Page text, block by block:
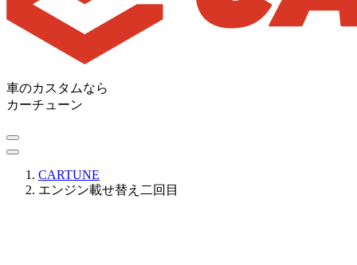
車のカスタムなら
カーチューン
CARTUNE
エンジン載せ替え二回目